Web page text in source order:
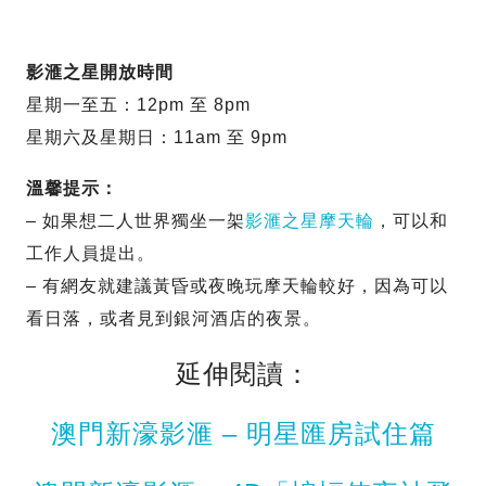
影滙之星開放時間
星期一至五：12pm 至 8pm
星期六及星期日：11am 至 9pm
溫馨提示：
– 如果想二人世界獨坐一架影滙之星摩天輪 ，可以和
工作人員提出。
– 有網友就建議黃昏或夜晚玩摩天輪較好，因為可以
看日落，或者見到銀河酒店的夜景。
延伸閱讀：
澳門新濠影滙 – 明星匯房試住篇